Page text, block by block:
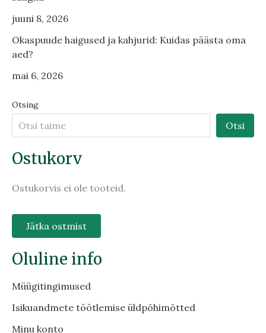
juuni 8, 2026
Okaspuude haigused ja kahjurid: Kuidas päästa oma
aed?
mai 6, 2026
Otsing
Otsi
Ostukorv
Ostukorvis ei ole tooteid.
Jätka ostmist
Oluline info
Müügitingimused
Isikuandmete töötlemise üldpõhimõtted
Minu konto